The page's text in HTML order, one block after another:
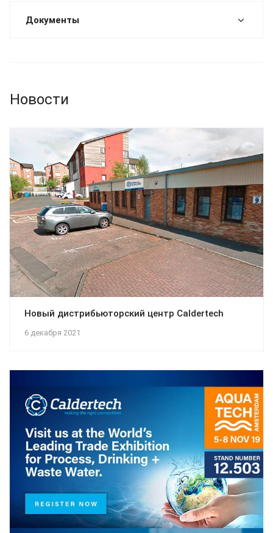
Документы
Новости
6 декабря 2021
Новый дистрибьюторский центр Caldertech